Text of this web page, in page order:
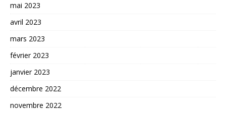
mai 2023
avril 2023
mars 2023
février 2023
janvier 2023
décembre 2022
novembre 2022